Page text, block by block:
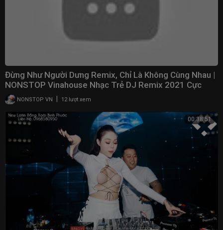
Đừng Như Người Dưng Remix, Chỉ Là Không Cùng Nhau |
NONSTOP Vinahouse Nhạc Trẻ DJ Remix 2021 Cực
PhêNONSTOP VN 12 lượt xem
00:38:51